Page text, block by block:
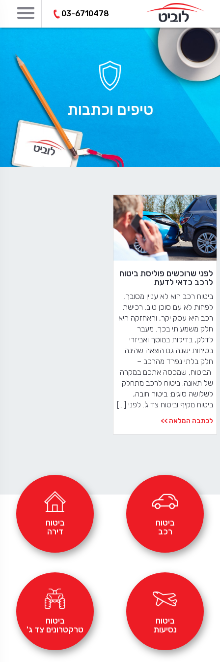
03-6710478
טיפים וכתבות
לפני שרוכשים פוליסת ביטוח
לרכב כדאי לדעת
ביטוח רכב הוא לא עניין מסובך,
לפחות לא עם סוכן טוב. רכישת
רכב היא עסק יקר, והאחזקה היא
חלק משמעותי בכך. מעבר
לדלק, בדיקות במוסך ואביזרי
בטיחות ישנה גם הוצאה שהינה
חלק בלתי נפרד מהרכב –
הביטוח, שמכסה אתכם במקרה
של תאונה. ביטוח לרכב מתחלק
לשלושה סוגים: ביטוח חובה,
ביטוח מקיף וביטוח צד ג'. לפני […]
לכתבה המלאה >>
ביטוח
רכב
ביטוח
דירה
ביטוח
נסיעות
ביטוח
טרקטרונים צד ג'